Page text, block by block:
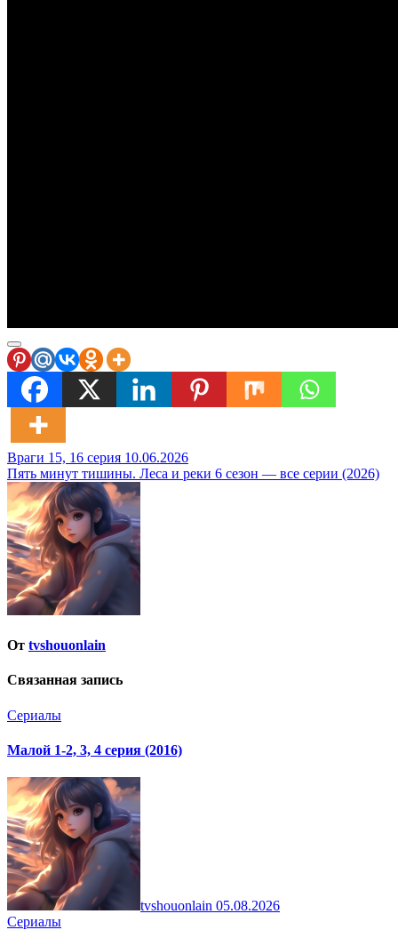
Навигация
по
записям
Враги 15, 16 серия 10.06.2026
Пять минут тишины. Леса и реки 6 сезон — все серии (2026)
От tvshouonlain
Связанная запись
Сериалы
Малой 1-2, 3, 4 серия (2016)
tvshouonlain 05.08.2026
Сериалы